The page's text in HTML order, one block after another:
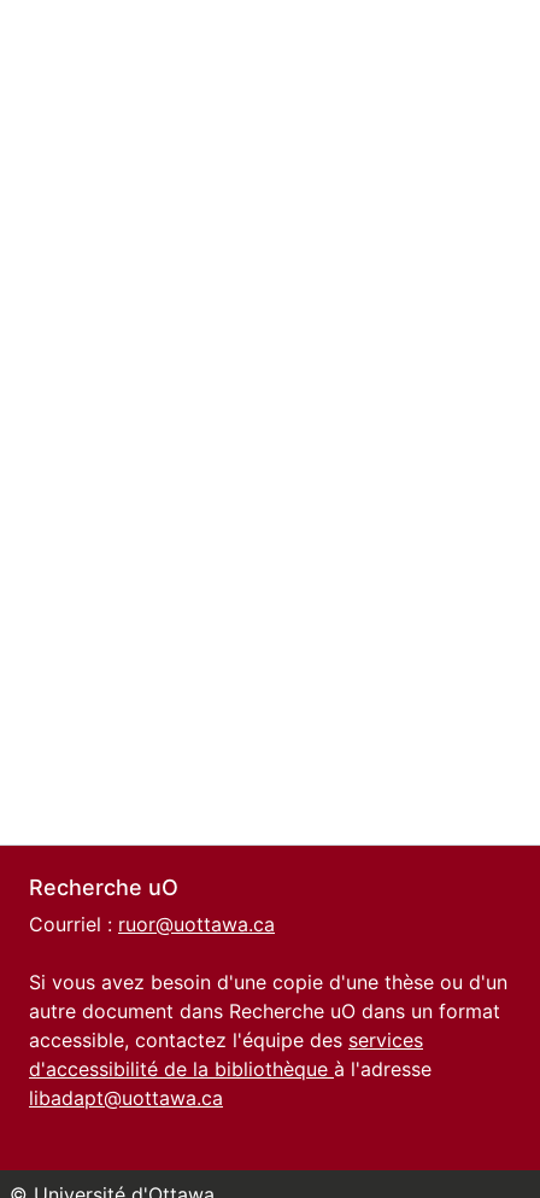
Recherche uO
Courriel : ruor@uottawa.ca
Si vous avez besoin d'une copie d'une thèse ou d'un
autre document dans Recherche uO dans un format
accessible, contactez l'équipe des services
d'accessibilité de la bibliothèque à l'adresse
libadapt@uottawa.ca